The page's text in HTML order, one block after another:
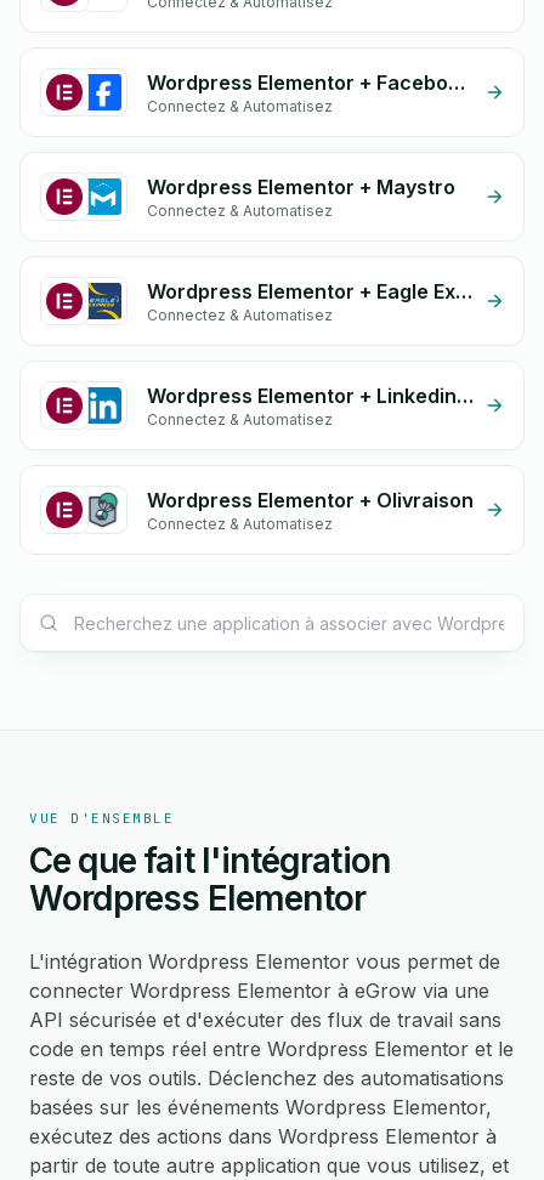
Wordpress Elementor + Facebook Commerce
Connectez & Automatisez
Wordpress Elementor + Maystro
Connectez & Automatisez
Wordpress Elementor + Eagle Expresse
Connectez & Automatisez
Wordpress Elementor + Linkedin form
Connectez & Automatisez
Wordpress Elementor + Olivraison
Connectez & Automatisez
VUE D'ENSEMBLE
Ce que fait l'intégration
Wordpress Elementor
L'intégration Wordpress Elementor vous permet de
connecter Wordpress Elementor à eGrow via une
API sécurisée et d'exécuter des flux de travail sans
code en temps réel entre Wordpress Elementor et le
reste de vos outils. Déclenchez des automatisations
basées sur les événements Wordpress Elementor,
exécutez des actions dans Wordpress Elementor à
partir de toute autre application que vous utilisez, et